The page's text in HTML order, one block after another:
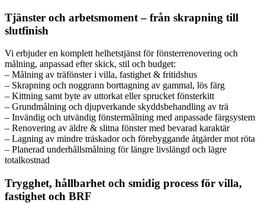
Tjänster och arbetsmoment – från skrapning till
slutfinish
Vi erbjuder en komplett helhetstjänst för fönsterrenovering och
målning, anpassad efter skick, stil och budget:
– Målning av träfönster i villa, fastighet & fritidshus
– Skrapning och noggrann borttagning av gammal, lös färg
– Kittning samt byte av uttorkat eller sprucket fönsterkitt
– Grundmålning och djupverkande skyddsbehandling av trä
– Invändig och utvändig fönstermålning med anpassade färgsystem
– Renovering av äldre & slitna fönster med bevarad karaktär
– Lagning av mindre träskador och förebyggande åtgärder mot röta
– Planerad underhållsmålning för längre livslängd och lägre
totalkostnad
Trygghet, hållbarhet och smidig process för villa,
fastighet och BRF